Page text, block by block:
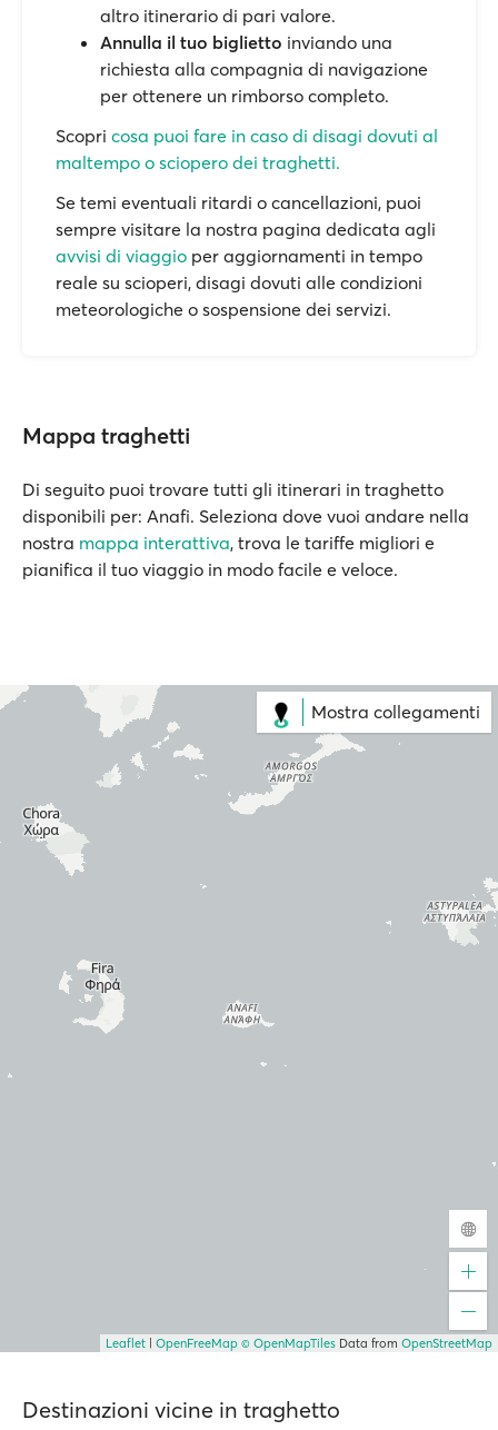
altro itinerario di pari valore.
Annulla il tuo biglietto inviando una
richiesta alla compagnia di navigazione
per ottenere un rimborso completo.
Scopri cosa puoi fare in caso di disagi dovuti al
maltempo o sciopero dei traghetti.
Se temi eventuali ritardi o cancellazioni, puoi
sempre visitare la nostra pagina dedicata agli
avvisi di viaggio per aggiornamenti in tempo
reale su scioperi, disagi dovuti alle condizioni
meteorologiche o sospensione dei servizi.
Mappa traghetti
Di seguito puoi trovare tutti gli itinerari in traghetto
disponibili per: Anafi. Seleziona dove vuoi andare nella
nostra mappa interattiva, trova le tariffe migliori e
pianifica il tuo viaggio in modo facile e veloce.
Mostra collegamenti
Leaflet OpenFreeMap © OpenMapTiles Data from OpenStreetMap
Destinazioni vicine in traghetto